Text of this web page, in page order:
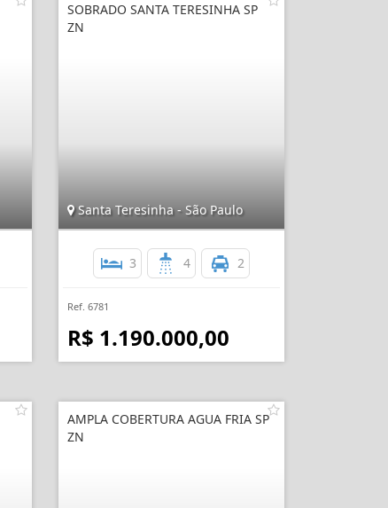
SOBRADO SANTA TERESINHA SP
ZN
Santa Teresinha - São Paulo
3 4 2
Ref. 6781
R$ 1.190.000,00
AMPLA COBERTURA AGUA FRIA SP
ZN